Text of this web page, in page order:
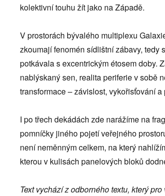
kolektivní touhu žít jako na Západě.
V prostorách bývalého multiplexu
zkoumají fenomén sídlištní zábavy, tedy
potkávala s excentrickým étosem doby.
nablýskaný sen, realita periferie v sobě
transformace – závislost, vykořisťování
I po třech dekádách zde narážíme na
pomníčky jiného pojetí veřejného
není neměnným celkem, na který
kterou v kulisách panelových bloků
Text vychází z odborného textu, který